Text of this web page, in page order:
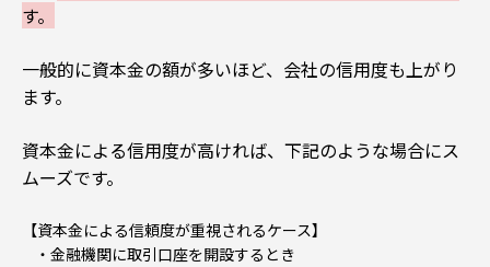
す。
一般的に資本金の額が多いほど、会社の信用度も上がり
ます。
資本金による信用度が高ければ、下記のような場合にス
ムーズです。
【資本金による信頼度が重視されるケース】
金融機関に取引口座を開設するとき